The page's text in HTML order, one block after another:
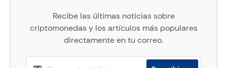
Recibe las últimas noticias sobre
criptomonedas y los artículos más populares
directamente en tu correo.